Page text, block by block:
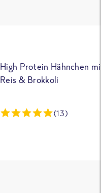
High Protein Hähnchen
Reis & Brokkoli
(13)